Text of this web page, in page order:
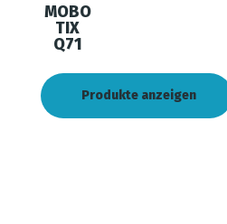
MOBO
TIX
Q71
Produkte anzeigen